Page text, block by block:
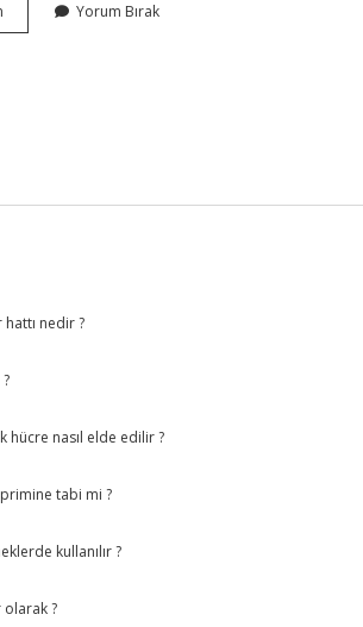
Bakım
Yorum Bırak
nedir ?
hücre nasıl elde edilir ?
tabi mi ?
kullanılır ?
olarak ?